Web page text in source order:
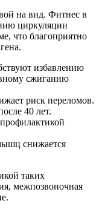
на вид. Фитнес в
циркуляции
что благоприятно
избавлению
сжиганию
риск переломов.
40 лет.
снижается
таких
межпозвоночная